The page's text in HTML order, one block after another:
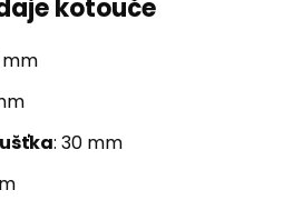
kotouče
mm
: 30 mm